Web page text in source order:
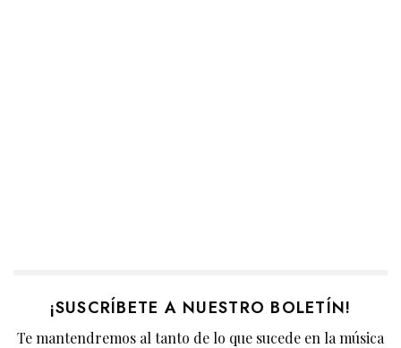
¡SUSCRÍBETE A NUESTRO BOLETÍN!
Te mantendremos al tanto de lo que sucede en la música